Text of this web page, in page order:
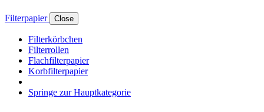
Filterpapier Close
Filterkörbchen
Filterrollen
Flachfilterpapier
Korbfilterpapier
Springe zur Hauptkategorie